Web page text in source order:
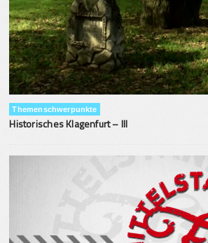
Themenschwerpunkte
Historisches Klagenfurt – III